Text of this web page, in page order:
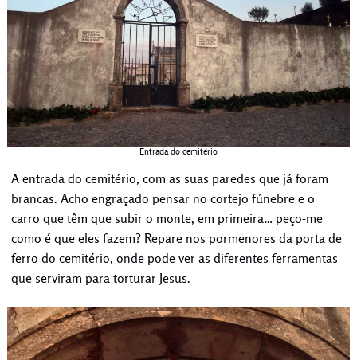
Entrada do cemitério
A entrada do cemitério, com as suas paredes que já foram
brancas. Acho engraçado pensar no cortejo fúnebre e o
carro que têm que subir o monte, em primeira… peço-me
como é que eles fazem? Repare nos pormenores da porta de
ferro do cemitério, onde pode ver as diferentes ferramentas
que serviram para torturar Jesus.